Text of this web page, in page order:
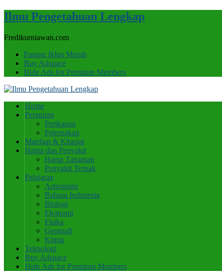
Ilmu Pengetahuan Lengkap
Fredikurniawan.com
Pasang Iklan Murah
Buy Adspace
Hide Ads for Premium Members
Home
Pertanian
Perikanan
Peternakan
Manfaat & Khasiat
Hama dan Penyakit
Hama Tanaman
Penyakit Ternak
Pelajaran
Astronomi
Bahasa Indonesia
Biologi
Ekonomi
Fisika
Geografi
Kimia
Teknologi
Buy Adspace
Hide Ads for Premium Members